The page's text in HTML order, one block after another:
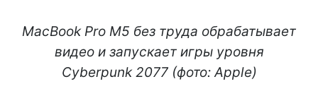
MacBook Pro M5 без труда обрабатывает
видео и запускает игры уровня
Cyberpunk 2077 (фото: Apple)